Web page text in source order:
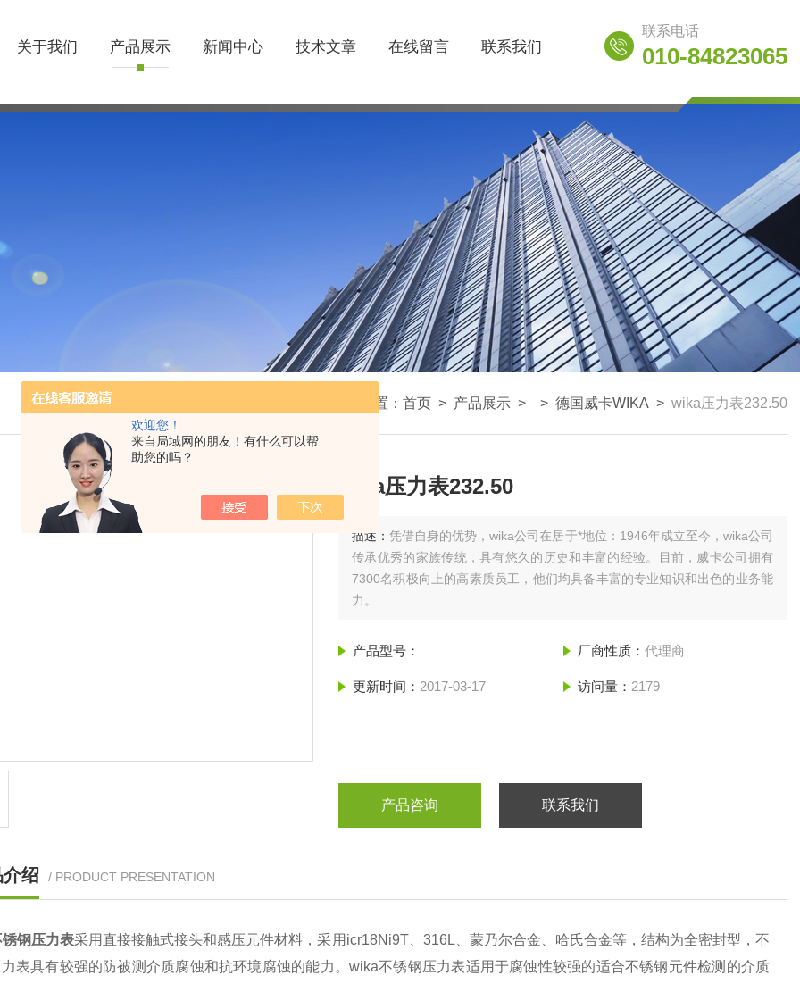
欢迎您！
来自局域网的朋友！有什么可以帮
助您的吗？
关于我们 产品展示 新闻中心 技术文章 在线留言 联系我们
联系电话
010-84823065
我的位置： 首页 > 产品展示 > > 德国威卡WIKA > wika压力表232.50
wika压力表232.50
描述：凭借自身的优势，wika公司在居于*地位：1946年成立至今，wika公司
传承优秀的家族传统，具有悠久的历史和丰富的经验。目前，威卡公司拥有
7300名积极向上的高素质员工，他们均具备丰富的专业知识和出色的业务能
力。
产品型号： 厂商性质： 代理商
更新时间： 2017-03-17 访问量： 2179
产品咨询 联系我们
绍 / PRODUCT PRESENTATION
钢压力表采用直接接触式接头和感压元件材料，采用icr18Ni9T、316L、蒙乃尔合金、哈氏合金等，结构为全密封型，不
表具有较强的防被测介质腐蚀和抗环境腐蚀的能力。wika不锈钢压力表适用于腐蚀性较强的适合不锈钢元件检测的介质